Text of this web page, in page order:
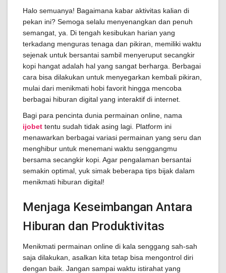
Halo semuanya! Bagaimana kabar aktivitas kalian di
pekan ini? Semoga selalu menyenangkan dan penuh
semangat, ya. Di tengah kesibukan harian yang
terkadang menguras tenaga dan pikiran, memiliki waktu
sejenak untuk bersantai sambil menyeruput secangkir
kopi hangat adalah hal yang sangat berharga. Berbagai
cara bisa dilakukan untuk menyegarkan kembali pikiran,
mulai dari menikmati hobi favorit hingga mencoba
berbagai hiburan digital yang interaktif di internet.
Bagi para pencinta dunia permainan online, nama
ijobet tentu sudah tidak asing lagi. Platform ini
menawarkan berbagai variasi permainan yang seru dan
menghibur untuk menemani waktu senggangmu
bersama secangkir kopi. Agar pengalaman bersantai
semakin optimal, yuk simak beberapa tips bijak dalam
menikmati hiburan digital!
Menjaga Keseimbangan Antara
Hiburan dan Produktivitas
Menikmati permainan online di kala senggang sah-sah
saja dilakukan, asalkan kita tetap bisa mengontrol diri
dengan baik. Jangan sampai waktu istirahat yang